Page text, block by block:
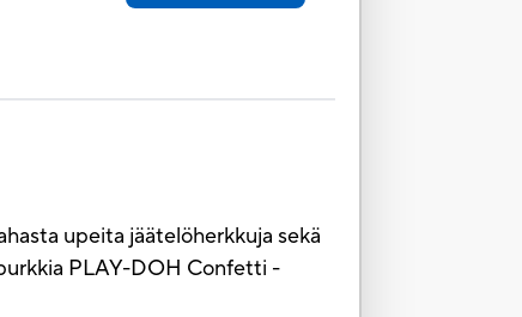
upeita jäätelöherkkuja sekä
PLAY-DOH Confetti -